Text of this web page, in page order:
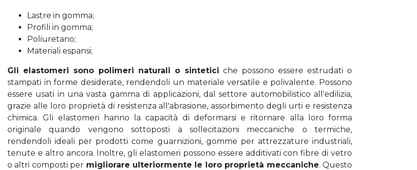
Lastre in gomma;
Profili in gomma;
Poliuretano;
Materiali espansi;
Gli elastomeri sono polimeri naturali o sintetici che possono essere estrudati o
stampati in forme desiderate, rendendoli un materiale versatile e polivalente. Possono
essere usati in una vasta gamma di applicazioni, dal settore automobilistico all'edilizia,
grazie alle loro proprietà di resistenza all'abrasione, assorbimento degli urti e resistenza
chimica. Gli elastomeri hanno la capacità di deformarsi e ritornare alla loro forma
originale quando vengono sottoposti a sollecitazioni meccaniche o termiche,
rendendoli ideali per prodotti come guarnizioni, gomme per attrezzature industriali,
tenute e altro ancora. Inoltre, gli elastomeri possono essere additivati con fibre di vetro
o altri composti per migliorare ulteriormente le loro proprietà meccaniche. Questo